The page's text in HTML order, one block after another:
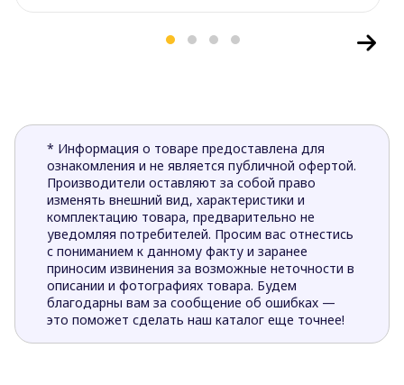
* Информация о товаре предоставлена для
ознакомления и не является публичной офертой.
Производители оставляют за собой право
изменять внешний вид, характеристики и
комплектацию товара, предварительно не
уведомляя потребителей. Просим вас отнестись
с пониманием к данному факту и заранее
приносим извинения за возможные неточности в
описании и фотографиях товара. Будем
благодарны вам за сообщение об ошибках —
это поможет сделать наш каталог еще точнее!